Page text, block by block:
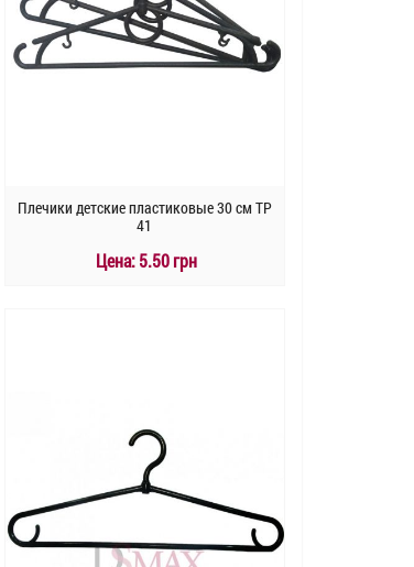
Плечики детские пластиковые 30 см TP
41
Цена:5.50 грн